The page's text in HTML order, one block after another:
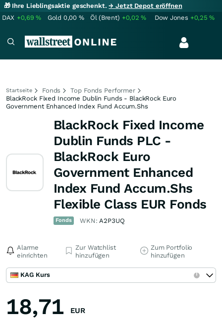
🎁 Ihre Lieblingsaktie geschenkt.→ Jetzt Depot eröffnen
DAX +0,69% Gold 0,00 % Öl (Brent) +0,02% Dow Jones +0,25%
Startseite Fonds
Top Fonds Performer
BlackRock Fixed Income Dublin Funds - BlackRock Euro
Government Enhanced Index Fund Accum.Shs
BlackRock Fixed Income
Dublin Funds PLC -
BlackRock Euro
Government Enhanced
Index Fund Accum.Shs
Flexible Class EUR Fonds
Fonds WKN:A2P3UQ
Alarme
einrichten
Zur Watchlist
hinzufügen
Zum Portfolio
hinzufügen
KAG Kurs
18,71 EUR